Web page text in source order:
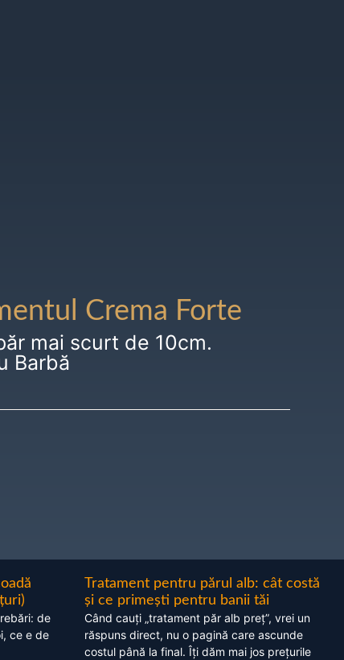
Crema Forte
mai scurt de 10cm.
Barbă
de
ce e de
Tratament pentru părul alb: cât costă
și ce primești pentru banii tăi
Când cauți „tratament păr alb preț”, vrei un
răspuns direct, nu o pagină care ascunde
costul până la final. Îți dăm mai jos prețurile